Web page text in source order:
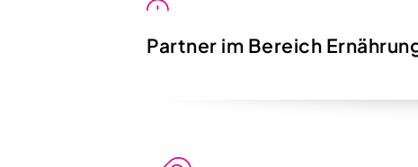
Partner im Bereich